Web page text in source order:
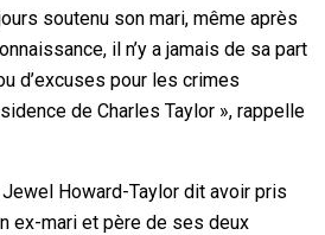
soutenu son mari, même après
il n’y a jamais de sa part
d’excuses pour les crimes
de Charles Taylor », rappelle
Howard-Taylor dit avoir pris
ex-mari et père de ses deux